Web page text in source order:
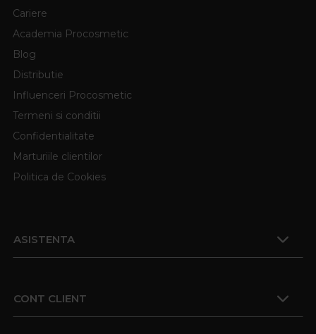
Cariere
Academia Procosmetic
Blog
Distributie
Influenceri Procosmetic
Termeni si conditii
Confidentialitate
Marturiile clientilor
Politica de Cookies
ASISTENTA
CONT CLIENT